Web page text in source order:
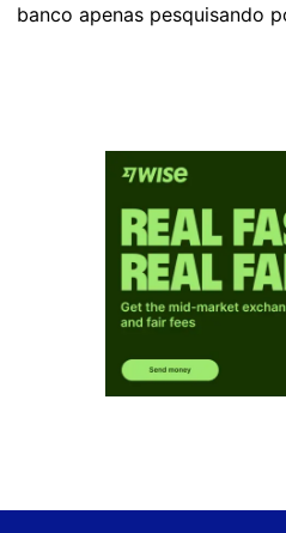
banco apenas pesquisando